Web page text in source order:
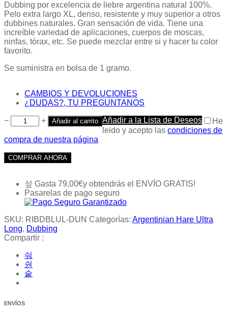
Dubbing por excelencia de liebre argentina natural 100%.
Pelo extra largo XL, denso, resistente y muy superior a otros
dubbines naturales. Gran sensación de vida. Tiene una
increíble variedad de aplicaciones, cuerpos de moscas,
ninfas, tórax, etc. Se puede mezclar entre si y hacer tu color
favorito.
Se suministra en bolsa de 1 gramo.
CAMBIOS Y DEVOLUCIONES
¿DUDAS?, TU PREGUNTANOS
− + Añadir al carrito Añadir a la Lista de Deseos
He
leido y acepto lascondiciones de
compra de nuestra página
COMPRAR AHORA
Gasta 79,00€y obtendrás el ENVÍO GRATIS!
Pasarelas de pago seguro
SKU: RIBDBLUL-DUN Categorías: Argentinian Hare Ultra
Long, Dubbing
Compartir :
ENVÍOS